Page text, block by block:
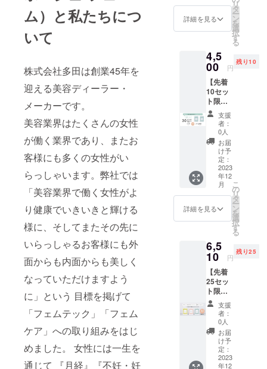
ム）と私たちにつ
いて
株式会社多田は創業45年を
迎える美容ディーラー・
メーカーです。
美容業界はたくさんの女性
が働く業界であり、またお
客様にも多くの女性がい
らっしゃいます。弊社では
「美容業界で働く女性がよ
り健康でいきいきと輝ける
様に、そしてまたその先に
いらっしゃるお客様にも外
面からも内面からも美しく
なっていただけますよう
に」という 目標を掲げて
「フェムテック」「フェム
ケア」への取り組みをはじ
めました。 女性には一生を
通じて 『月経』『不妊・妊
として「女
性の美と健
り、社を挙
げて「フェ
ムテック・
フェムケ
ア」への取
り組みを進
めておりま
す。女性が
より健康で
いきいきと
輝ける様
に、外面か
らも内面か
なっていた
だけるよう
にサポート
をしていき
たい。それ
が私たちが
目指すとこ
ろです。
イル。
驚くほ
チャ
で、
りとし
た潤い
を与え
ながら
もベタ
つきは
残しま
せん。
乾いた
髪にも
使える
ので、
翌朝の
スタイ
ただけ
ます。
スプ
レーし
た瞬間
に心地
よいホ
ワイト
ティー
の香り
に包ま
れて癒
されま
込
み）】
とりあ
方へ2カ
月分
♪【CA
MPFIRE
限定】
FOR
WOMA
N'S
BALAN
CEのお
得な2個
セット
です。
FOR
WOMA
N'S
BALAN
ストツ
リーエ
を配合
し、乱
れがち
な女性
のリズ
ムを穏
やかに
整えて
くれる
女性に
詳細を見る
リ
タ
ー
ン
を
選
択
す
る
4,5
00 円
残り10
【先着
10セッ
ト限
定】
30%OF
F!!【通
常価格
6,480円
⇒4,500
円（送
料・税
み）】
ご家族
みんな
分
♪【CA
MPFIRE
限定】
FOR A
HEALH
Y LIFE
のお得
な2個
セット
です。
FOR A
HEALH
支援
者：
0人
お届
け予
定：
2023
年12
月
詳細を見る
こ
の
リ
タ
ー
ン
を
選
択
す
る
6,5
10 円
残り25
【先着
25セッ
ト限
定】
25%OF
F!!【通
常価格
8,680円
⇒6,510
円（送
支援
者：
0人
お届
け予
定：
2023
年12